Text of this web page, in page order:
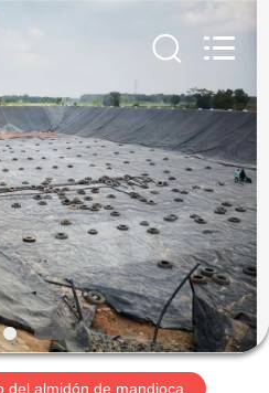
del almidón de mandioca